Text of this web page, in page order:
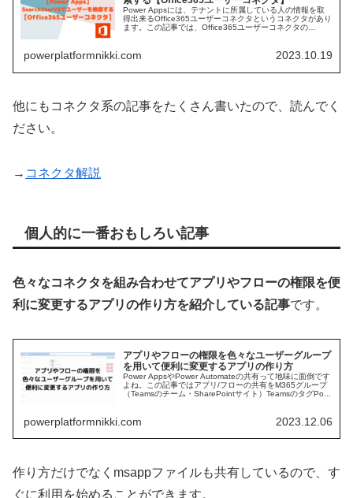
Power Appsには、テナントに所属している人の情報を取
得出来るOffice365ユーザーコネクタというコネクタがあり
ます。この記事では、Office365ユーザーコネクタの
powerplatformnikki.com 2023.10.19
他にもコネクタ系の記事をたくさん書いたので、読んでく
ださい。
→ コネクタ解説
個人的に一番おもしろい記事
色々なコネクタを組み合わせてアプリやフローの権限を便
利に変更するアプリの作り方を紹介している記事です。
アプリやフローの権限を色々なユーザーグループ
を用いて便利に変更するアプリの作り方
Power AppsやPower Automateの共有って地味に面倒です
よね。この記事ではアプリ/フローの共有をM365グループ
（Teamsのチーム・SharePointサイト）TeamsのタグPo...
powerplatformnikki.com 2023.12.06
作り方だけでなくmsappファイルも共有しているので、す
ぐに利用を始めることができます。